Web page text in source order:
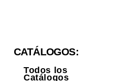
CATÁLOGOS:
Todos los
Catálogos